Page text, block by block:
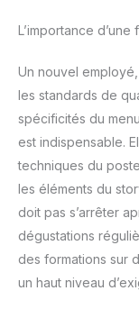
L’importance
Un nouvel
les standards de
spécificités du
est indispensable.
techniques du
les éléments du
doit pas s’arrêter
dégustations
des formations sur
un haut niveau